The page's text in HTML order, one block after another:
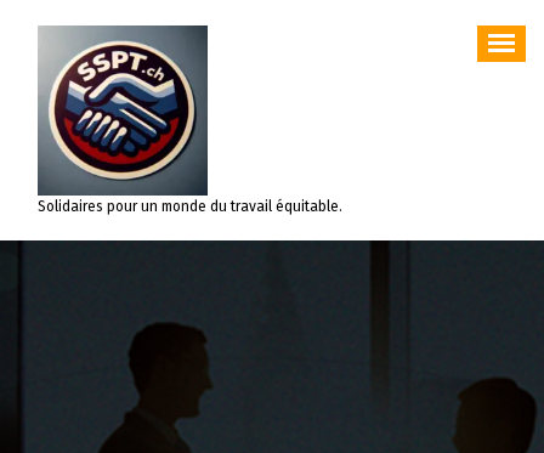
contenu
Solidaires pour un monde du travail équitable.